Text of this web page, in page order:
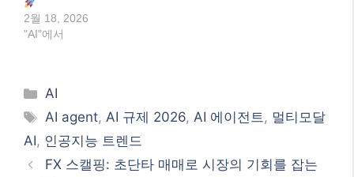
2월 18, 2026
"AI"에서
Categories
AI
Tags
AI agent,AI 규제 2026,AI 에이전트, 멀티모달
AI, 인공지능 트렌드
FX 스캘핑: 초단타 매매로 시장의 기회를 잡는